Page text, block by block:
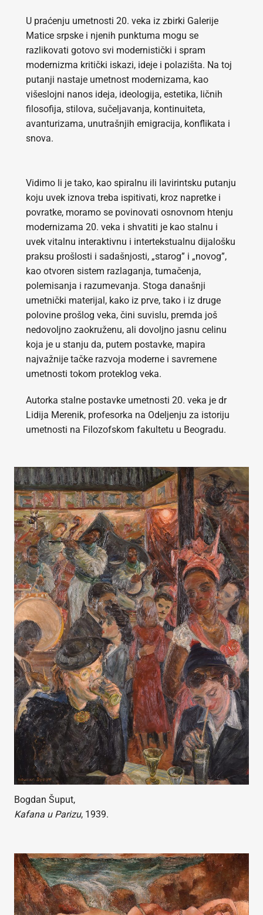
U praćenju umetnosti 20. veka iz zbirki Galerije
Matice srpske i njenih punktuma mogu se
razlikovati gotovo svi modernistički i spram
modernizma kritički iskazi, ideje i polazišta. Na toj
putanji nastaje umetnost modernizama, kao
višeslojni nanos ideja, ideologija, estetika, ličnih
filosofija, stilova, sučeljavanja, kontinuiteta,
avanturizama, unutrašnjih emigracija, konflikata i
snova.
Vidimo li je tako, kao spiralnu ili lavirintsku putanju
koju uvek iznova treba ispitivati, kroz napretke i
povratke, moramo se povinovati osnovnom htenju
modernizama 20. veka i shvatiti je kao stalnu i
uvek vitalnu interaktivnu i intertekstualnu dijalošku
praksu prošlosti i sadašnjosti, „starog” i „novog”,
kao otvoren sistem razlaganja, tumačenja,
polemisanja i razumevanja. Stoga današnji
umetnički materijal, kako iz prve, tako i iz druge
polovine prošlog veka, čini suvislu, premda još
nedovoljno zaokruženu, ali dovoljno jasnu celinu
koja je u stanju da, putem postavke, mapira
najvažnije tačke razvoja moderne i savremene
umetnosti tokom proteklog veka.
Autorka stalne postavke umetnosti 20. veka je dr
Lidija Merenik, profesorka na Odeljenju za istoriju
umetnosti na Filozofskom fakultetu u Beogradu.
Bogdan Šuput,
Kafana u Parizu, 1939.